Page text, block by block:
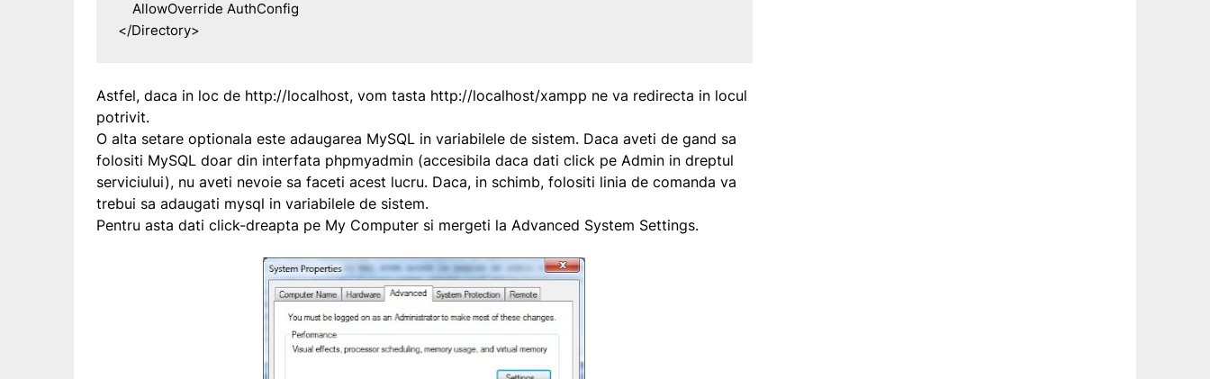
    AllowOverride AuthConfig
</Directory>
Astfel, daca in loc de http://localhost, vom tasta http://localhost/xampp ne va redirecta in locul
potrivit.
O alta setare optionala este adaugarea MySQL in variabilele de sistem. Daca aveti de gand sa
folositi MySQL doar din interfata phpmyadmin (accesibila daca dati click pe Admin in dreptul
serviciului), nu aveti nevoie sa faceti acest lucru. Daca, in schimb, folositi linia de comanda va
trebui sa adaugati mysql in variabilele de sistem.
Pentru asta dati click-dreapta pe My Computer si mergeti la Advanced System Settings.